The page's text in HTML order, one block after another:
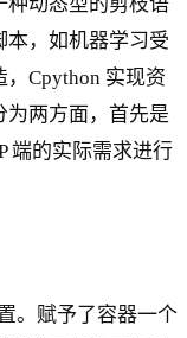
种动态型的剪枝语
本，如机器学习受
Cpython 实现资
为两方面，首先是
端的实际需求进行
。赋予了容器一个